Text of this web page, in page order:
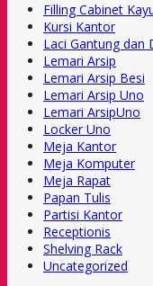
Filling Cabinet
Kursi Kantor
Laci Gantung dan
Lemari Arsip
Lemari Arsip Besi
Lemari Arsip Uno
Lemari ArsipUno
Locker Uno
Meja Kantor
Meja Komputer
Meja Rapat
Papan Tulis
Partisi Kantor
Receptionis
Shelving Rack
Uncategorized